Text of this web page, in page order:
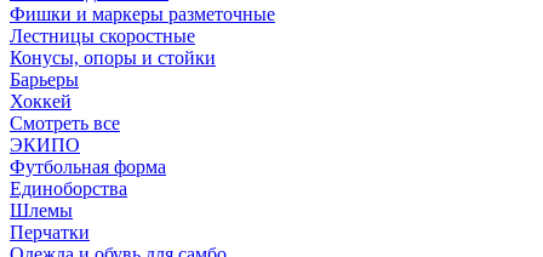
Фишки и маркеры разметочные
Лестницы скоростные
Конусы, опоры и стойки
Барьеры
Хоккей
Смотреть все
ЭКИПО
Футбольная форма
Единоборства
Шлемы
Перчатки